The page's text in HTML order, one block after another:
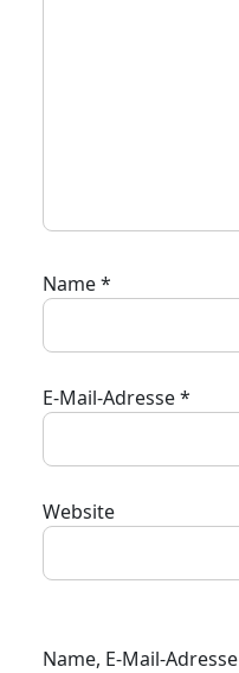
Name*
E-Mail-Adresse*
Website
Name, E-Mail-